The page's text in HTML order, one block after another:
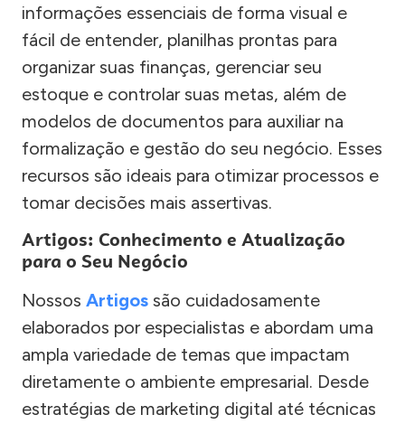
informações essenciais de forma visual e
fácil de entender, planilhas prontas para
organizar suas finanças, gerenciar seu
estoque e controlar suas metas, além de
modelos de documentos para auxiliar na
formalização e gestão do seu negócio. Esses
recursos são ideais para otimizar processos e
tomar decisões mais assertivas.
Artigos: Conhecimento e Atualização
para o Seu Negócio
Nossos Artigos são cuidadosamente
elaborados por especialistas e abordam uma
ampla variedade de temas que impactam
diretamente o ambiente empresarial. Desde
estratégias de marketing digital até técnicas